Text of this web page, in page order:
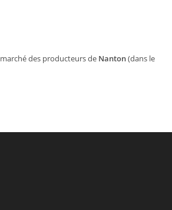
marché des producteurs de Nanton(dans le